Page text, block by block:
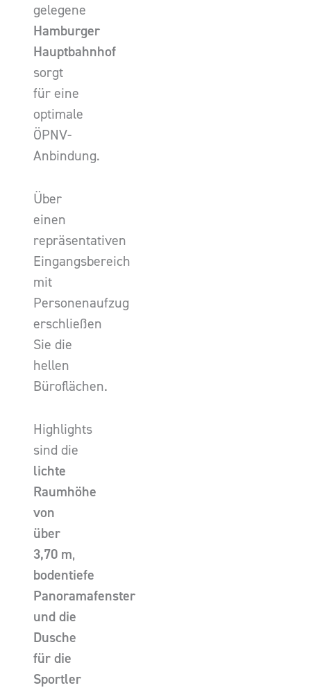
gelegene
Hamburger
Hauptbahnhof
sorgt
für eine
optimale
ÖPNV-
Anbindung.
Über
einen
repräsentativen
Eingangsbereich
mit
Personenaufzug
erschließen
Sie die
hellen
Büroflächen.
Highlights
sind die
lichte
Raumhöhe
von
über
3,70 m,
bodentiefe
Panoramafenster
und die
Dusche
für die
Sportler